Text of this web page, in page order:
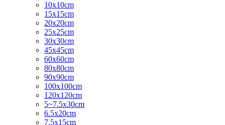
10x10cm
15x15cm
20x20cm
25x25cm
30x30cm
45x45cm
60x60cm
80x80cm
90x90cm
100x100cm
120x120cm
5~7.5x30cm
6.5x20cm
7.5x15cm